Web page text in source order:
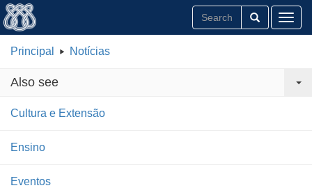
Principal Notícias
Also see
Cultura e Extensão
Ensino
Eventos